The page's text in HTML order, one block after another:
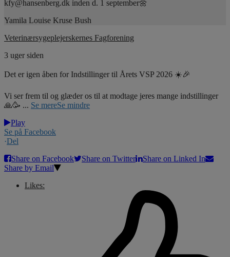
kfy@hansenberg.dk inden d. 1 september🌼
Yamila Louise Kruse Bush
Veterinærsygeplejerskernes Fagforening
3 uger siden
Det er igen åben for Indstillinger til Årets VSP 2026 ☀️🎉
Vi ser frem til og glæder os til at modtage jeres mange indstillinger
🙏🥳 ... Se mereSe mindre
Play
Se på Facebook
·Del
Share on Facebook
Share on Twitter
Share on Linked In
Share by Email
Likes: